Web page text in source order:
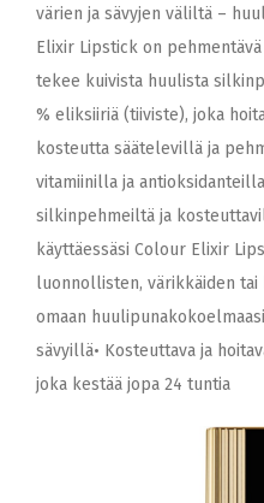
värien ja sävyjen väliltä –
Elixir Lipstick on
tekee kuivista huulista
% eliksiiriä (tiiviste), joka
kosteutta säätelevillä ja
vitamiinilla ja
silkinpehmeiltä ja
käyttäessäsi Colour Elixir
luonnollisten, värikkäiden
omaan
sävyillä• Kosteuttava ja
joka kestää jopa 24 tuntia